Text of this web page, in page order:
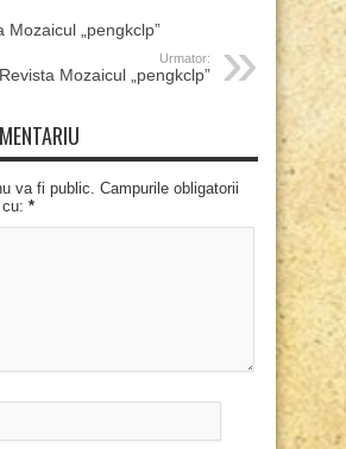
Mozaicul „pengkclp”
Urmator:
Revista Mozaicul „pengkclp”
va fi public. Campurile obligatorii
*